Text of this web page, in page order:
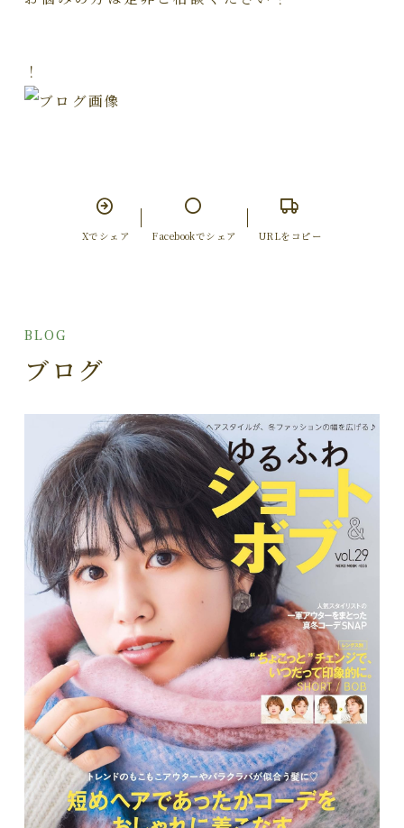
！
Xでシェア Facebookでシェア URLをコピー
BLOG
ブログ